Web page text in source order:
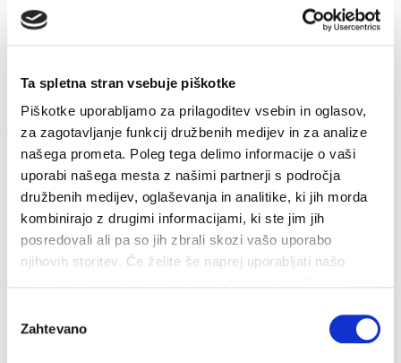
Ta spletna stran vsebuje piškotke
Piškotke uporabljamo za prilagoditev vsebin in oglasov,
za zagotavljanje funkcij družbenih medijev in za analize
našega prometa. Poleg tega delimo informacije o vaši
uporabi našega mesta z našimi partnerji s področja
družbenih medijev, oglaševanja in analitike, ki jih morda
kombinirajo z drugimi informacijami, ki ste jim jih
posredovali ali pa so jih zbrali skozi vašo uporabo
njihovih storitev. Če želite še naprej uporabljati našo
soglasja
Zahtevano
Kako varčevati v kuhinji?
18. 11. 2022
PrihrankiEnergija
Varčujemo lahko tudi pri kuhanju in pečenju. Poglejmo nekaj
ukrepov, s katerimi lahko prih...